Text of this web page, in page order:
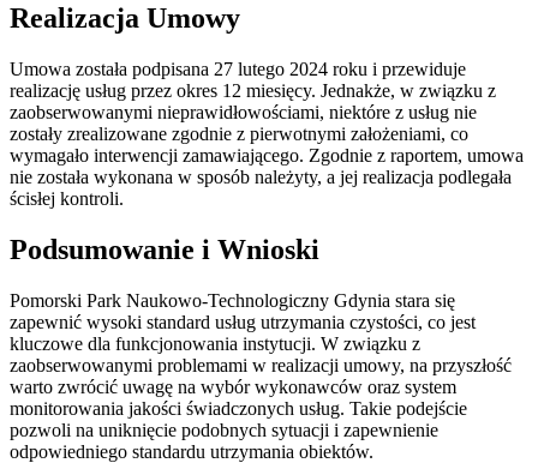
Realizacja Umowy
Umowa została podpisana 27 lutego 2024 roku i przewiduje
realizację usług przez okres 12 miesięcy. Jednakże, w związku z
zaobserwowanymi nieprawidłowościami, niektóre z usług nie
zostały zrealizowane zgodnie z pierwotnymi założeniami, co
wymagało interwencji zamawiającego. Zgodnie z raportem, umowa
nie została wykonana w sposób należyty, a jej realizacja podlegała
ścisłej kontroli.
Podsumowanie i Wnioski
Pomorski Park Naukowo-Technologiczny Gdynia stara się
zapewnić wysoki standard usług utrzymania czystości, co jest
kluczowe dla funkcjonowania instytucji. W związku z
zaobserwowanymi problemami w realizacji umowy, na przyszłość
warto zwrócić uwagę na wybór wykonawców oraz system
monitorowania jakości świadczonych usług. Takie podejście
pozwoli na uniknięcie podobnych sytuacji i zapewnienie
odpowiedniego standardu utrzymania obiektów.